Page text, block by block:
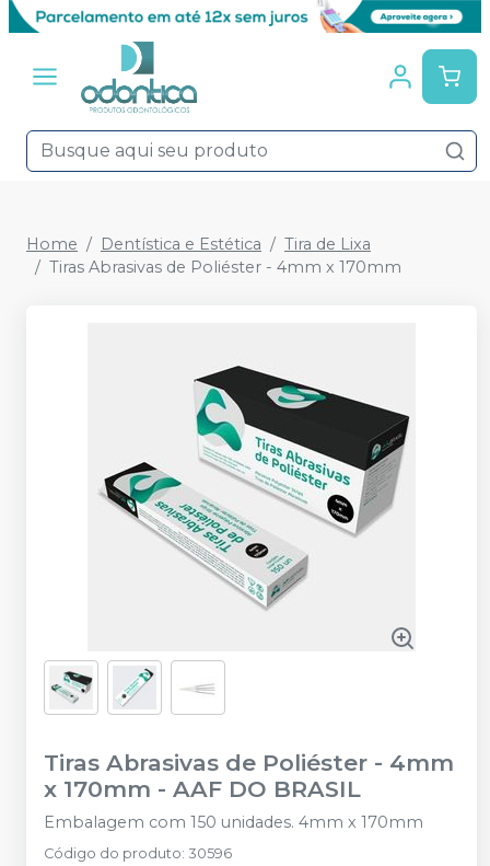
Home Dentística e Estética
Tira de Lixa
Tiras Abrasivas de Poliéster - 4mm x 170mm
Tiras Abrasivas de Poliéster - 4mm
x 170mm - AAF DO BRASIL
Embalagem com 150 unidades. 4mm x 170mm
Código do produto: 30596